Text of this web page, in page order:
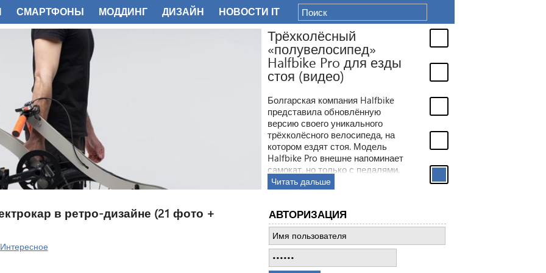
Трёхколёсный
«полувелосипед»
Halfbike Pro для езды
стоя (видео)
Болгарская компания Halfbike
представила обновлённую
версию своего уникального
трёхколёсного велосипеда, на
котором ездят стоя. Модель
Halfbike Pro внешне напоминает
самокат, но только с педалями.
Читать дальше
в ретро-дизайне (21 фото +
Интересное
АВТОРИЗАЦИЯ
СМАРТФОНЫ МОДДИНГ ДИЗАЙН НОВОСТИ IT
ФОТО